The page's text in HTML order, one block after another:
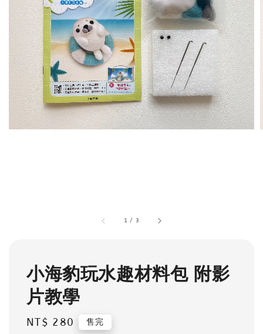
1 / 3
小海豹玩水趣材料包 附影
片教學
Regular
NT$ 280 售完